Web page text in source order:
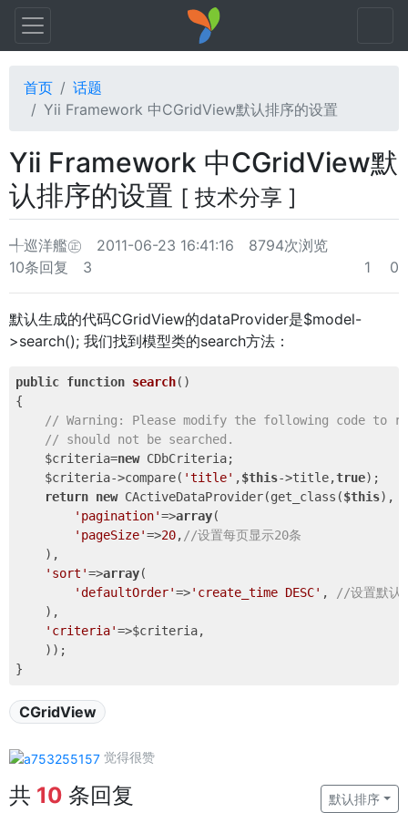
首页
话题
Yii Framework 中CGridView默认排序的设置
Yii Framework 中CGridView默
认排序的设置 [ 技术分享 ]
╃巡洋艦㊣ 2011-06-23 16:41:16
8794次浏览
10条回复
3 1 0
默认生成的代码CGridView的dataProvider是$model-
>search(); 我们找到模型类的search方法：
public function search()
{
// Warning: Please modify the following code to
// should not be searched.
    $criteria=
new CDbCriteria;
    $criteria->compare(
'title' ,$this->title,true);
return new CActiveDataProvider(get_class($this),
'pagination'=>array(
'pageSize'=>20, //设置每页显示20条
    ),
'sort'=>array(
'defaultOrder'=>'create_time DESC' ,
//设置默认
    ),
'criteria'=>$criteria,
    ));
CGridView
觉得很赞
共 10 条回复 默认排序